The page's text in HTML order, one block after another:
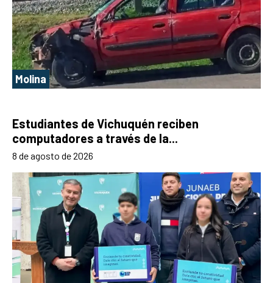
Molina
Estudiantes de Vichuquén reciben
computadores a través de la...
8 de agosto de 2026